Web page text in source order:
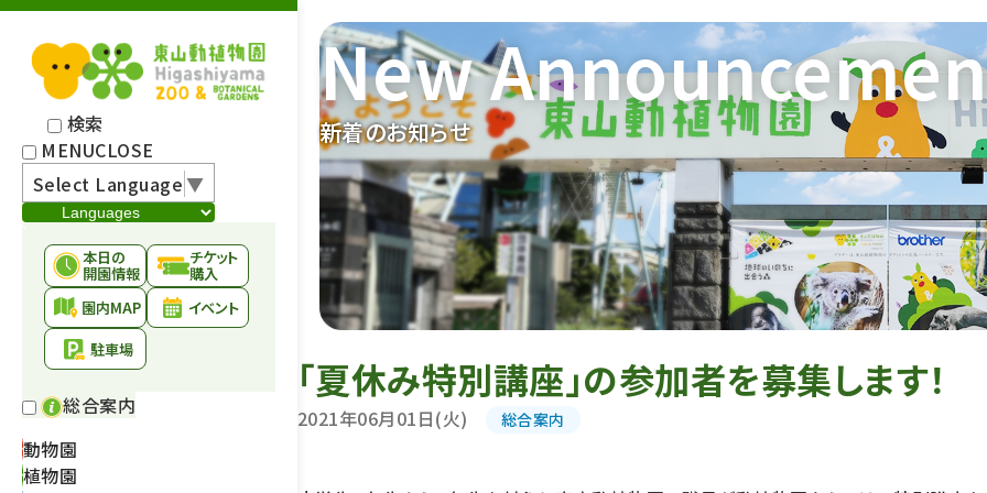
検索
MENUCLOSE
Select Language▼
本日の
開園情報
チケット
購入
園内MAP
イベント
駐車場
総合案内
動物園
植物園
新着のお知らせ
New
「夏休み特別講座」の参加者を募集します！
2021年06月01日(火) 総合案内